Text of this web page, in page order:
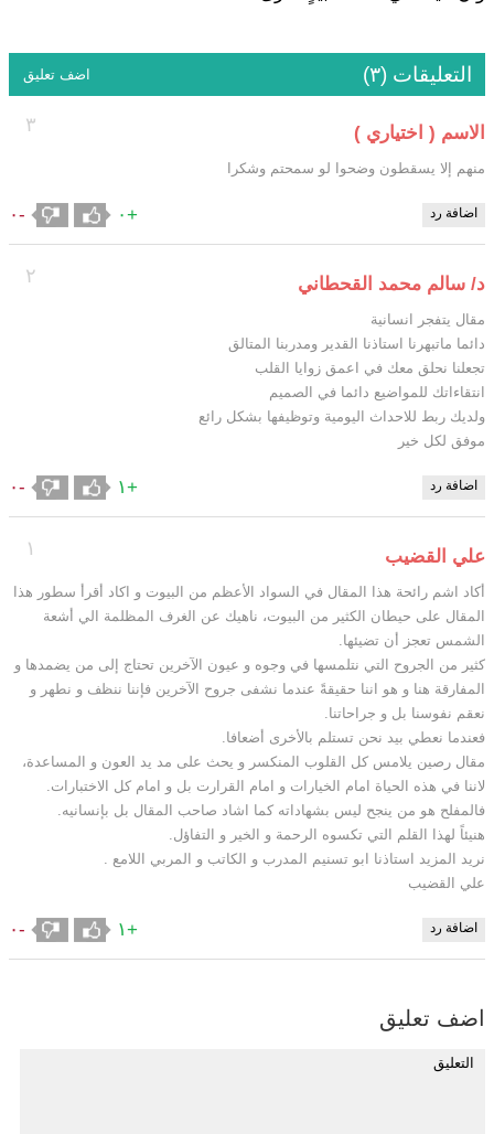
التعليقات (٣) اضف تعليق
٣ الاسم ( اختياري )
منهم إلا يسقطون وضحوا لو سمحتم وشكرا
اضافة رد +٠ -٠
٢ د/ سالم محمد القحطاني
مقال يتفجر انسانية
دائما ماتبهرنا استاذنا القدير ومدربنا المتالق
تجعلنا نحلق معك في اعمق زوايا القلب
انتقاءاتك للمواضيع دائما في الصميم
ولديك ربط للاحداث اليومية وتوظيفها بشكل رائع
موفق لكل خير
اضافة رد +١ -٠
١ علي القضيب
أكاد اشم رائحة هذا المقال في السواد الأعظم من البيوت و اكاد أقرأ سطور هذا
المقال على حيطان الكثير من البيوت، ناهيك عن الغرف المظلمة الي أشعة
الشمس تعجز أن تضيئها.
كثير من الجروح التي نتلمسها في وجوه و عيون الآخرين تحتاج إلى من يضمدها و
المفارقة هنا و هو اننا حقيقةً عندما نشفى جروح الآخرين فإننا ننظف و نطهر و
نعقم نفوسنا بل و جراحاتنا.
فعندما نعطي بيد نحن تستلم بالأخرى أضعافا.
مقال رصين يلامس كل القلوب المنكسر و يحث على مد يد العون و المساعدة،
لاننا في هذه الحياة امام الخيارات و امام القرارت بل و امام كل الاختبارات.
فالمفلح هو من ينجح ليس بشهاداته كما اشاد صاحب المقال بل بإنسانيه.
هنيئاً لهذا القلم التي تكسوه الرحمة و الخير و التفاؤل.
نريد المزيد استاذنا ابو تسنيم المدرب و الكاتب و المربي اللامع .
علي القضيب
اضافة رد +١ -٠
اضف تعليق